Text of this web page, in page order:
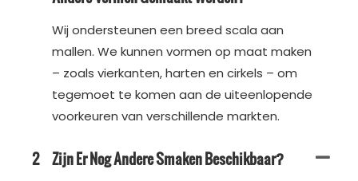
Wij ondersteunen een breed scala aan
mallen. We kunnen vormen op maat maken
– zoals vierkanten, harten en cirkels – om
tegemoet te komen aan de uiteenlopende
voorkeuren van verschillende markten.
2 Zijn Er Nog Andere Smaken Beschikbaar?